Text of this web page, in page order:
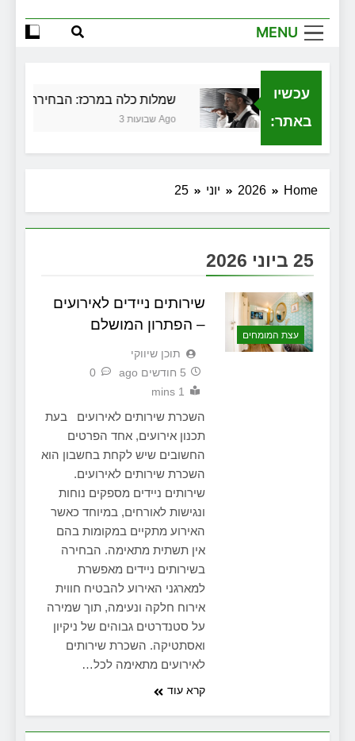
שירותי הקריינות המקצועיים של ויקטוריה
זכויות שמתחילות בעיר: מי מגן עליכם מול
המוסד והביטוחים בירושלים
MENU
עכשיו
באתר:
שמלות כלה במרכז: הבחירה
3 שבועות Ago
בגירושין
Home
2026 יוני 25
25 ביוני 2026
עצת המומחים
שירותים ניידים לאירועים
– הפתרון המושלם
תוכן שיווקי
5 חודשים ago
0
1 mins
השכרת שירותים לאירועים בעת
תכנון אירועים, אחד הפרטים
החשובים שיש לקחת בחשבון הוא
השכרת שירותים לאירועים.
שירותים ניידים מספקים נוחות
ונגישות לאורחים, במיוחד כאשר
האירוע מתקיים במקומות בהם
אין תשתית מתאימה. הבחירה
בשירותים ניידים מאפשרת
למארגני האירוע להבטיח חווית
אירוח חלקה ונעימה, תוך שמירה
על סטנדרטים גבוהים של ניקיון
ואסתטיקה. השכרת שירותים
לאירועים מתאימה לכל…
קרא עוד